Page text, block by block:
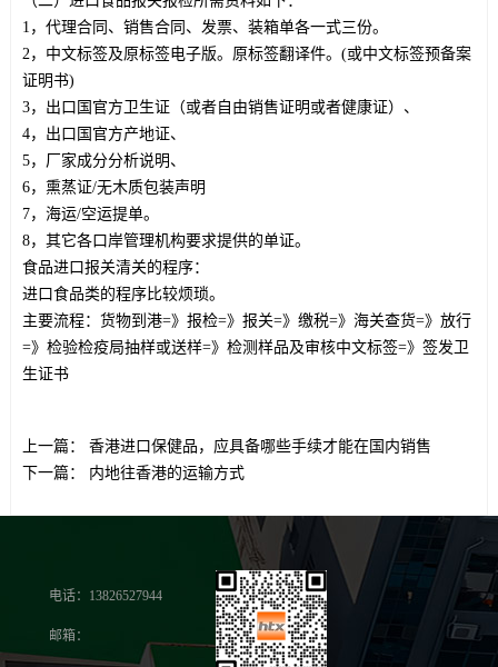
1，代理合同、销售合同、发票、装箱单各一式三份。
2，中文标签及原标签电子版。原标签翻译件。(或中文标签预备案
证明书)
3，出口国官方卫生证（或者自由销售证明或者健康证）、
4，出口国官方产地证、
5，厂家成分分析说明、
6，熏蒸证/无木质包装声明
7，海运/空运提单。
8，其它各口岸管理机构要求提供的单证。
食品进口报关清关的程序：
进口食品类的程序比较烦琐。
主要流程：货物到港=》报检=》报关=》缴税=》海关查货=》放行
=》检验检疫局抽样或送样=》检测样品及审核中文标签=》签发卫
生证书
上一篇：
香港进口保健品，应具备哪些手续才能在国内销售
下一篇：
内地往香港的运输方式
电话：13826527944
邮箱：